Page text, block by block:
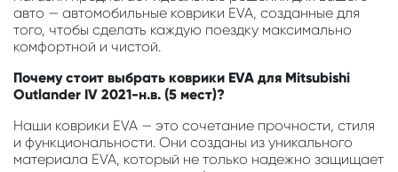
авто — автомобильные коврики EVA, созданные для
того, чтобы сделать каждую поездку максимально
комфортной и чистой.
Почему стоит выбрать коврики EVA для Mitsubishi
Outlander IV 2021-н.в. (5 мест)?
Наши коврики EVA — это сочетание прочности, стиля
и функциональности. Они созданы из уникального
материала EVA, который не только надежно защищает